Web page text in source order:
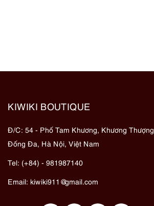
KIWIKI BOUTIQUE
Đ/C: 54 - Phố Tam Khương, Khương Thượng,
Đống Đa, Hà Nội, Việt Nam
Tel: (+84) - 981987140
Email: kiwiki911@gmail.com